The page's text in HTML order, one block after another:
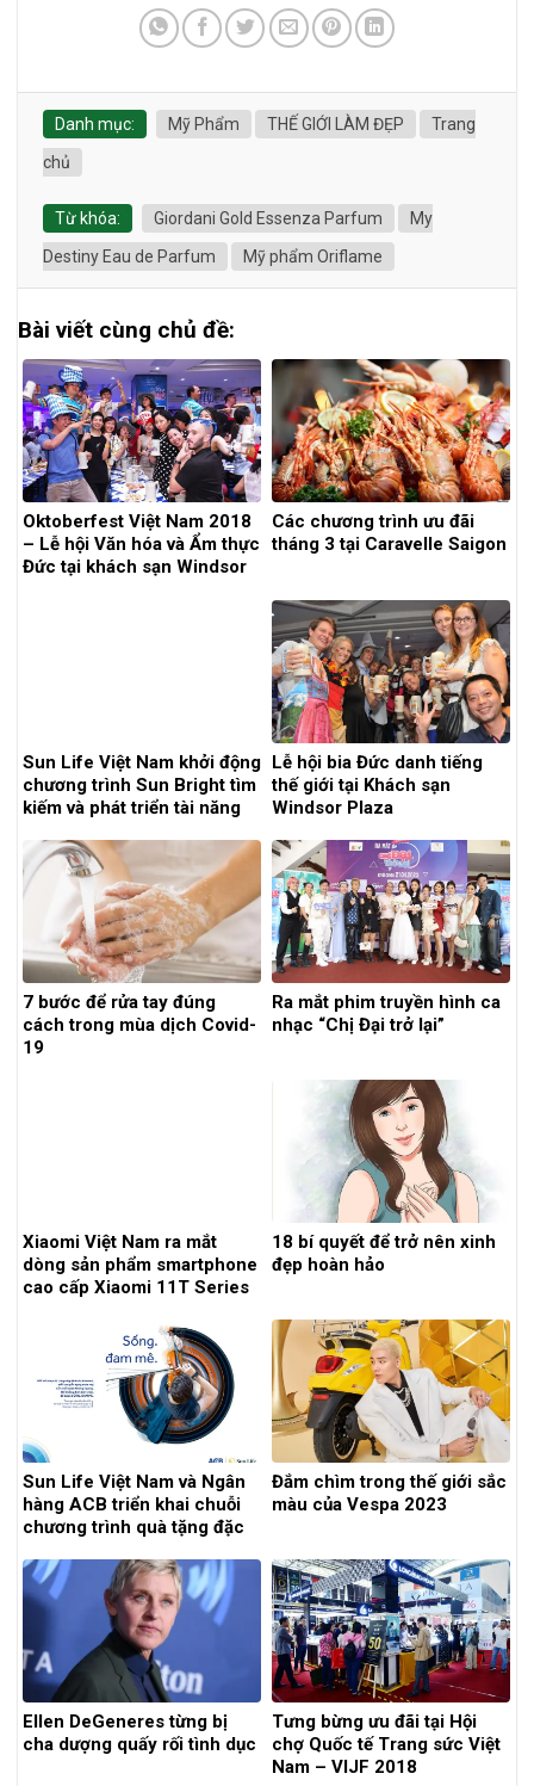
Danh mục: Mỹ Phẩm THẾ GIỚI LÀM ĐẸP
Trang
chủ
Từ khóa: Giordani Gold Essenza Parfum
My
Destiny Eau de Parfum
Mỹ phẩm Oriflame
Bài viết cùng chủ đề:
Oktoberfest Việt Nam 2018
– Lễ hội Văn hóa và Ẩm thực
Đức tại khách sạn Windsor
Các chương trình ưu đãi
tháng 3 tại Caravelle Saigon
Sun Life Việt Nam khởi động
chương trình Sun Bright tìm
kiếm và phát triển tài năng
Lễ hội bia Đức danh tiếng
thế giới tại Khách sạn
Windsor Plaza
7 bước để rửa tay đúng
cách trong mùa dịch Covid-
19
Ra mắt phim truyền hình ca
nhạc “Chị Đại trở lại”
Xiaomi Việt Nam ra mắt
dòng sản phẩm smartphone
cao cấp Xiaomi 11T Series
18 bí quyết để trở nên xinh
đẹp hoàn hảo
Sun Life Việt Nam và Ngân
hàng ACB triển khai chuỗi
chương trình quà tặng đặc
mê”
Đắm chìm trong thế giới sắc
màu của Vespa 2023
Ellen DeGeneres từng bị
cha dượng quấy rối tình dục
Tưng bừng ưu đãi tại Hội
chợ Quốc tế Trang sức Việt
Nam – VIJF 2018